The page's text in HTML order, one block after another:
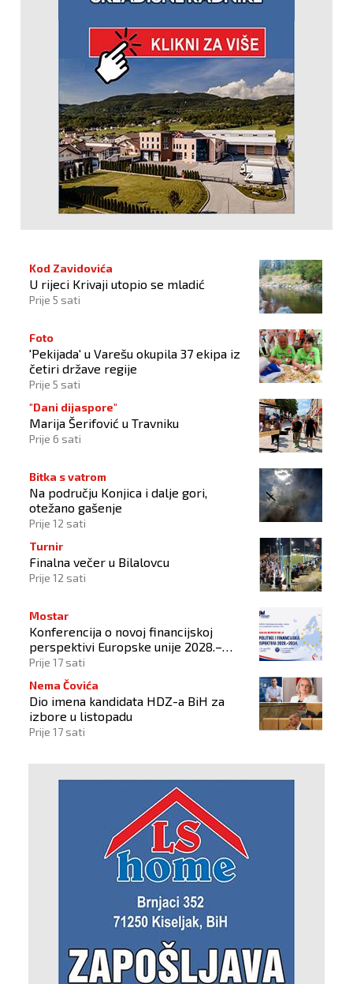
Kod Zavidovića
U rijeci Krivaji utopio se mladić
Prije 5 sati
Foto
'Pekijada' u Varešu okupila 37 ekipa iz
četiri države regije
Prije 5 sati
"Dani dijaspore"
Marija Šerifović u Travniku
Prije 6 sati
Bitka s vatrom
Na području Konjica i dalje gori,
otežano gašenje
Prije 12 sati
Turnir
Finalna večer u Bilalovcu
Prije 12 sati
Mostar
Konferencija o novoj financijskoj
perspektivi Europske unije 2028.–
2034.
Prije 17 sati
Nema Čovića
Dio imena kandidata HDZ-a BiH za
izbore u listopadu
Prije 17 sati